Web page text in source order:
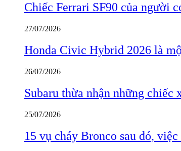
Chiếc Ferrari SF90 của người
27/07/2026
Honda Civic Hybrid 2026 là
26/07/2026
Subaru thừa nhận những chiếc
25/07/2026
15 vụ cháy Bronco sau đó,